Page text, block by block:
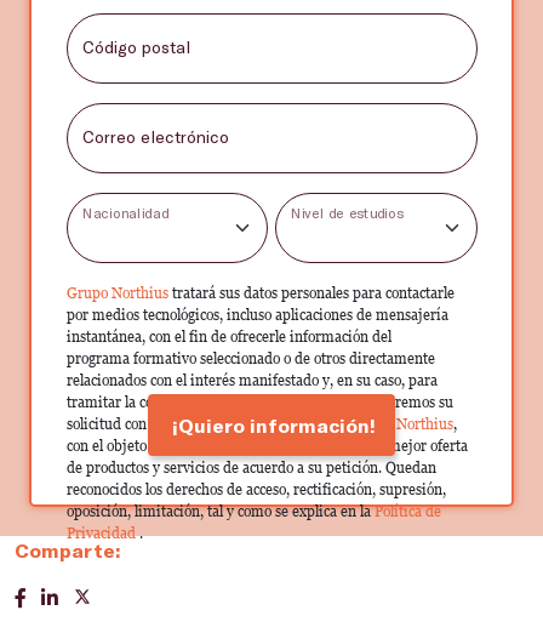
Código postal
Correo electrónico
Nacionalidad Nivel de estudios
Grupo Northius tratará sus datos personales para contactarle
por medios tecnológicos, incluso aplicaciones de mensajería
instantánea, con el fin de ofrecerle información del
programa formativo seleccionado o de otros directamente
relacionados con el interés manifestado y, en su caso, para
tramitar la contratación correspondiente. Compartiremos su
solicitud con las empresas que conforman elGrupo Northius,
con el objeto de que estas puedan hacerle llegar la mejor oferta
de productos y servicios de acuerdo a su petición. Quedan
reconocidos los derechos de acceso, rectificación, supresión,
oposición, limitación, tal y como se explica en laPolítica de
Privacidad.
¡Quiero información!
Comparte: